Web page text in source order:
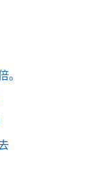
。